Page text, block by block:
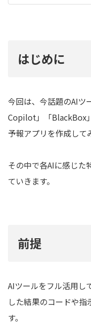
はじめに
今回は、今話題のAI
Copilot」「BlackBox
予報アプリを作成して
その中で各AIに感じた
ていきます。
前提
AIツールをフル活用し
した結果のコードや
す。